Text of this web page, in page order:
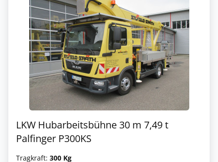
LKW Hubarbeitsbühne 30 m 7,49 t
Palfinger P300KS
Tragkraft: 300 Kg